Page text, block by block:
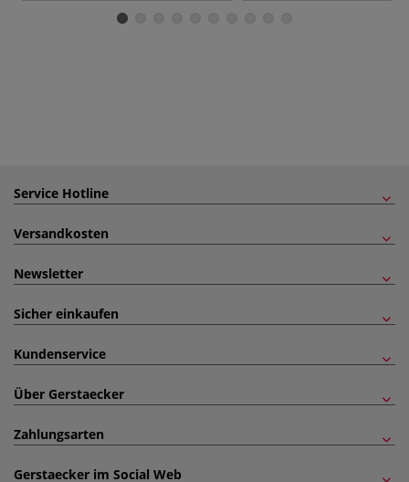
Service Hotline
Versandkosten
Newsletter
Sicher einkaufen
Kundenservice
Über Gerstaecker
Zahlungsarten
Gerstaecker im Social Web